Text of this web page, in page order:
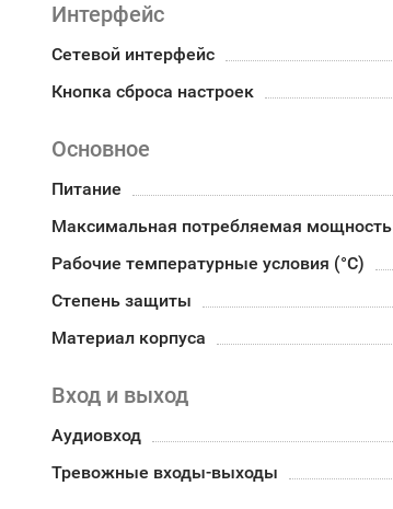
Интерфейс
Сетевой интерфейс
Кнопка сброса настроек
Основное
Питание
Максимальная потребляемая мощность
Рабочие температурные условия (°С)
Степень защиты
Материал корпуса
Вход и выход
Аудиовход
Тревожные входы-выходы